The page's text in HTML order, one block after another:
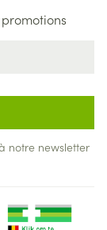
notre newsletter